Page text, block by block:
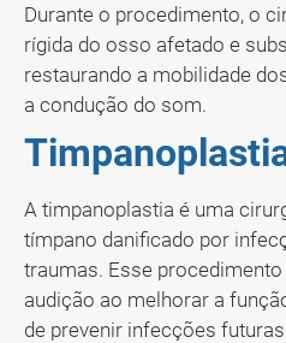
Durante o procedimento, o
rígida do osso afetado e
restaurando a mobilidade
a condução do som.
A timpanoplastia é uma
tímpano danificado por
traumas. Esse
audição ao melhorar a
de prevenir infecções